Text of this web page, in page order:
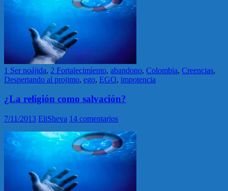
1 Ser noájida, 2 Fortalecimiento, abandono, Colombia, Creencias,
Despertando al projimo, ego, EGO, impotencia
¿La religión como salvación?
7/11/2013 EliSheva 14 comentarios